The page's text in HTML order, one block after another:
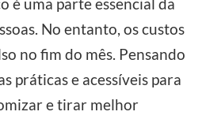
é uma parte essencial da
No entanto, os custos
no fim do mês. Pensando
práticas e acessíveis para
e tirar melhor